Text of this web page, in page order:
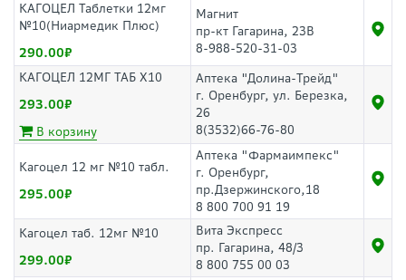
КАГОЦЕЛ Таблетки 12мг
№10(Ниармедик Плюс)
290.00
Магнит
пр-кт Гагарина, 23В
8-988-520-31-03
КАГОЦЕЛ 12МГ ТАБ Х10
293.00
В корзину
Аптека "Долина-Трейд"
г. Оренбург, ул. Березка,
26
8(3532)66-76-80
Кагоцел 12 мг №10 табл.
295.00
Аптека "Фармаимпекс"
г. Оренбург,
пр.Дзержинского,18
8 800 700 91 19
Кагоцел таб. 12мг №10
299.00
Вита Экспресс
пр. Гагарина, 48/3
8 800 755 00 03